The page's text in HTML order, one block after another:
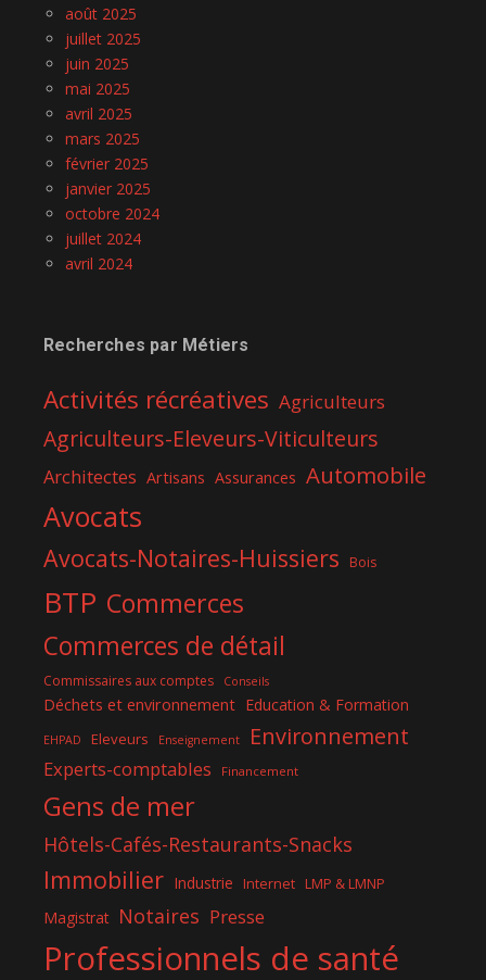
août 2025
juillet 2025
juin 2025
mai 2025
avril 2025
mars 2025
février 2025
janvier 2025
octobre 2024
juillet 2024
avril 2024
Recherches par Métiers
Activités récréatives Agriculteurs
Agriculteurs-Eleveurs-Viticulteurs
Architectes Artisans Assurances Automobile
Avocats
Avocats-Notaires-Huissiers Bois
BTP Commerces
Commerces de détail
Commissaires aux comptes Conseils
Déchets et environnement Education & Formation
EHPAD Eleveurs Enseignement Environnement
Experts-comptables Financement
Gens de mer
Hôtels-Cafés-Restaurants-Snacks
Immobilier Industrie Internet LMP & LMNP
Magistrat Notaires Presse
Professionnels de santé